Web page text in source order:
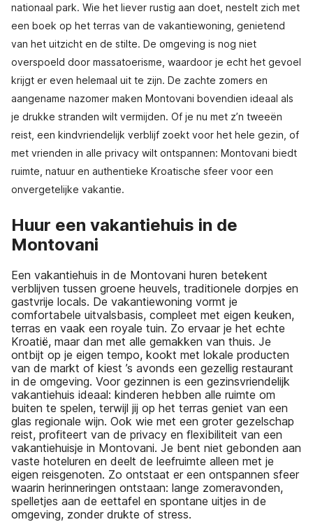
nationaal park. Wie het liever rustig aan doet, nestelt zich met
een boek op het terras van de vakantiewoning, genietend
van het uitzicht en de stilte. De omgeving is nog niet
overspoeld door massatoerisme, waardoor je echt het gevoel
krijgt er even helemaal uit te zijn. De zachte zomers en
aangename nazomer maken Montovani bovendien ideaal als
je drukke stranden wilt vermijden. Of je nu met z’n tweeën
reist, een kindvriendelijk verblijf zoekt voor het hele gezin, of
met vrienden in alle privacy wilt ontspannen: Montovani biedt
ruimte, natuur en authentieke Kroatische sfeer voor een
onvergetelijke vakantie.
Huur een vakantiehuis in de
Montovani
Een vakantiehuis in de Montovani huren betekent
verblijven tussen groene heuvels, traditionele dorpjes en
gastvrije locals. De vakantiewoning vormt je
comfortabele uitvalsbasis, compleet met eigen keuken,
terras en vaak een royale tuin. Zo ervaar je het echte
Kroatië, maar dan met alle gemakken van thuis. Je
ontbijt op je eigen tempo, kookt met lokale producten
van de markt of kiest ’s avonds een gezellig restaurant
in de omgeving. Voor gezinnen is een gezinsvriendelijk
vakantiehuis ideaal: kinderen hebben alle ruimte om
buiten te spelen, terwijl jij op het terras geniet van een
glas regionale wijn. Ook wie met een groter gezelschap
reist, profiteert van de privacy en flexibiliteit van een
vakantiehuisje in Montovani. Je bent niet gebonden aan
vaste hoteluren en deelt de leefruimte alleen met je
eigen reisgenoten. Zo ontstaat er een ontspannen sfeer
waarin herinneringen ontstaan: lange zomeravonden,
spelletjes aan de eettafel en spontane uitjes in de
omgeving, zonder drukte of stress.